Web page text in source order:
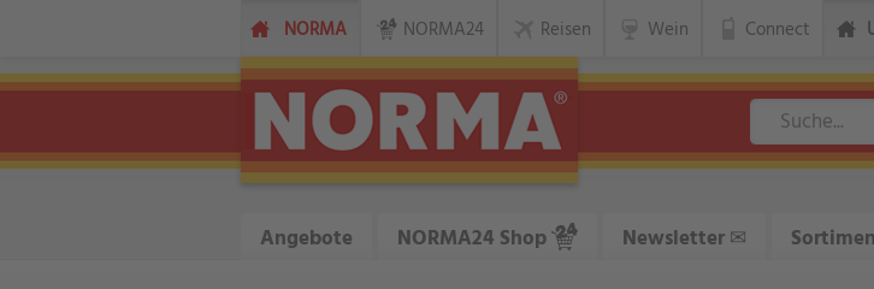
NORMA NORMA24 Reisen Wein Connect
Angebote NORMA24 Shop Newsletter✉